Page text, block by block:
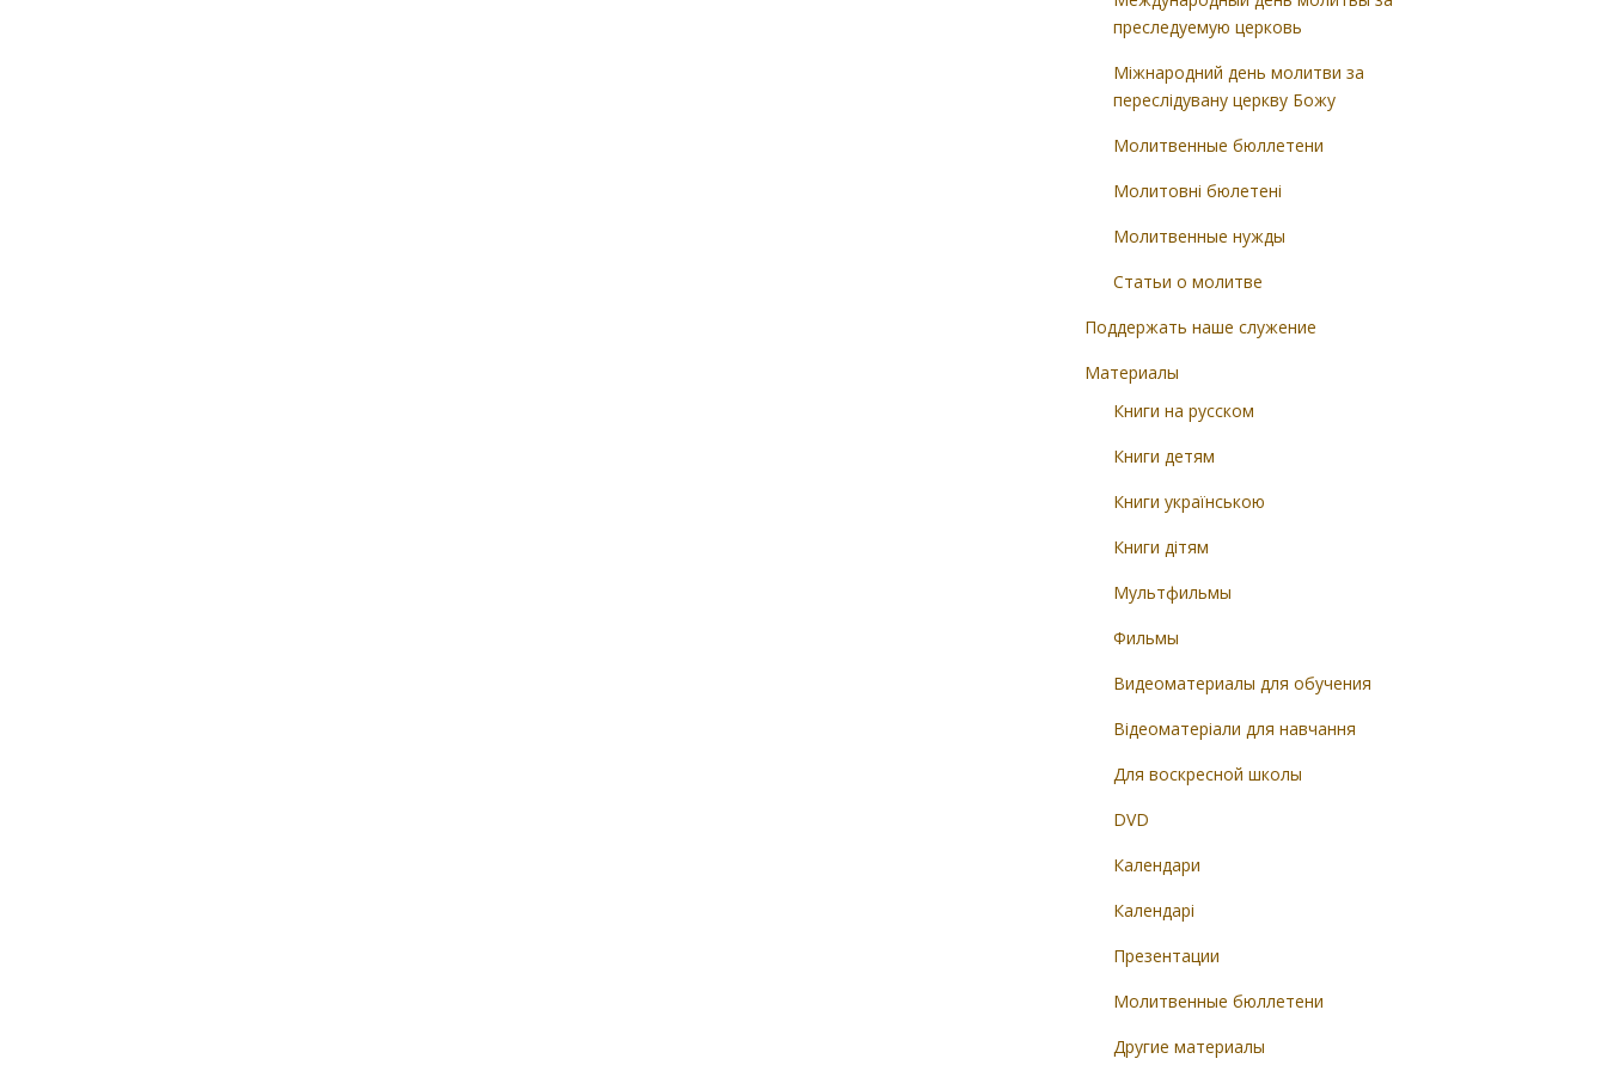
преследуемую церковь
Міжнародний день молитви за
переслідувану церкву Божу
Молитвенные бюллетени
Молитовні бюлетені
Молитвенные нужды
Статьи о молитве
Поддержать наше служение
Материалы
Книги на русском
Книги детям
Книги українською
Книги дітям
Мультфильмы
Фильмы
Видеоматериалы для обучения
Відеоматеріали для навчання
Для воскресной школы
DVD
Календари
Календарі
Презентации
Молитвенные бюллетени
Другие материалы